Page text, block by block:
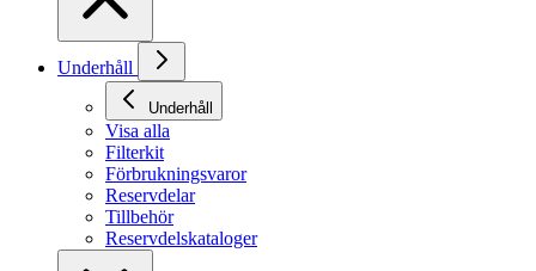
Underhåll
Underhåll
Visa alla
Filterkit
Förbrukningsvaror
Reservdelar
Tillbehör
Reservdelskataloger